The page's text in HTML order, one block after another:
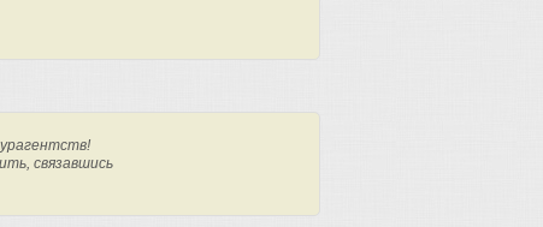
связавшись